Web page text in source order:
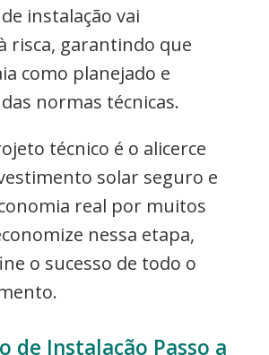
instalação vai
risca, garantindo que
como planejado e
normas técnicas.
técnico é o alicerce
solar seguro e
real por muitos
nessa etapa,
o sucesso de todo o
de Instalação Passo a